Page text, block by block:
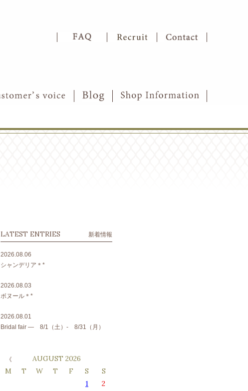
LATEST ENTRIES 新着情報
2026.08.06
シャンデリア＊*
2026.08.03
ボヌール＊*
2026.08.01
Bridal fair ― 8/1（土）- 8/31（月）
AUGUST 2026
M
T W T F S
S
1
2